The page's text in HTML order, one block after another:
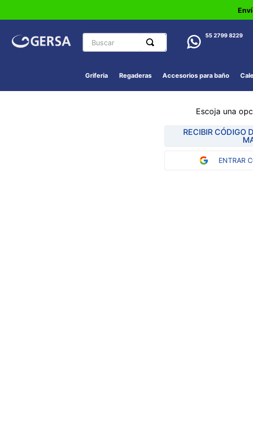
Buscar 55 2799 8229
Griferia Regaderas Accesorios para baño
Escoja una
RECIBIR CÓDIGO
ENTRAR